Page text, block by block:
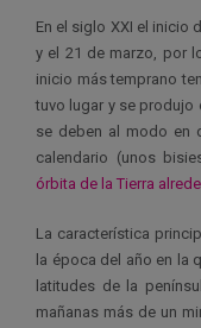
En el siglo XXI el inicio
y el 21 de marzo, por
inicio más temprano
tuvo lugar y se produjo
se deben al modo en
calendario (unos
órbita de la Tierra
La característica
la época del año en la
latitudes de la
mañanas más de un